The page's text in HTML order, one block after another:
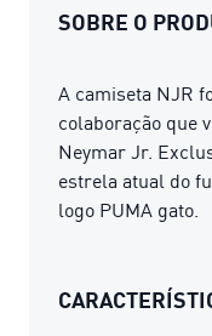
SOBRE O
A camiseta NJR
colaboração que
Neymar Jr.
estrela atual do
logo PUMA gato.